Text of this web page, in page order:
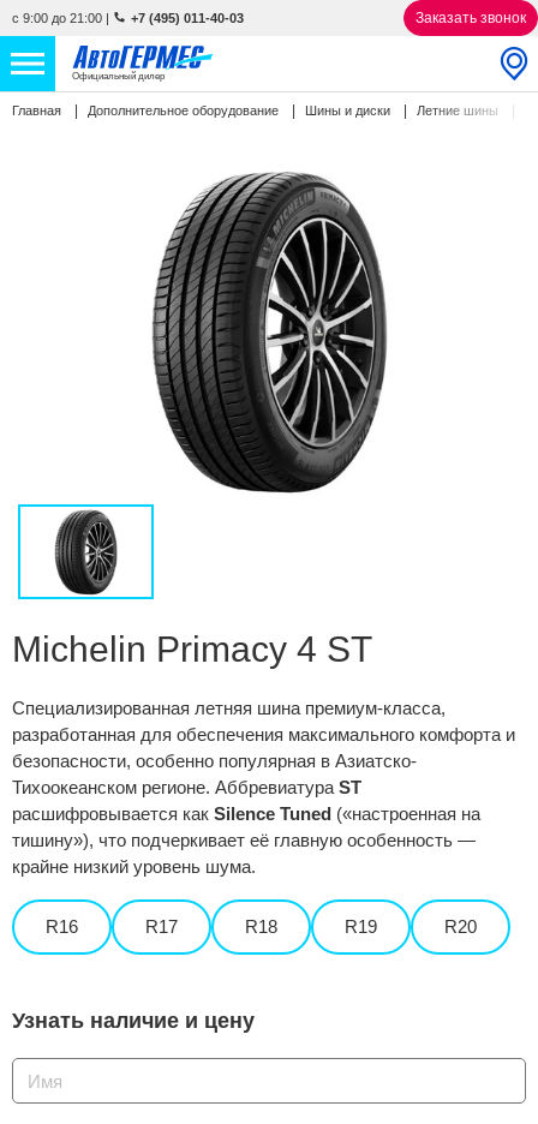
с 9:00 до 21:00 | +7 (495) 011-40-03 Заказать звонок
Официальный дилер
НОВЫЕ АВТОМОБИЛИ 4763 авто
Избранное
Сравнение
Личный кабинет
Главная Дополнительное оборудование Шины и диски Летние шины
Michelin Primacy 4 ST
Специализированная летняя шина премиум-класса,
разработанная для обеспечения максимального комфорта и
безопасности, особенно популярная в Азиатско-
Тихоокеанском регионе. АббревиатураST
расшифровывается как Silence Tuned («настроенная на
тишину»), что подчеркивает её главную особенность —
крайне низкий уровень шума.
R16 R17 R18 R19 R20
Узнать наличие и цену